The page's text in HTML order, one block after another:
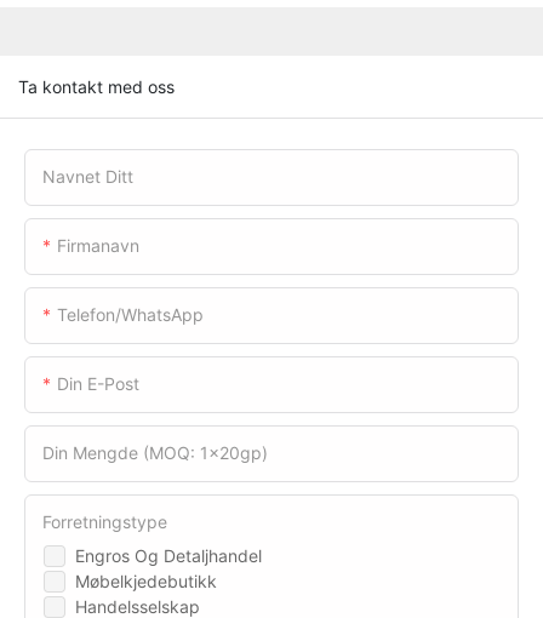
Ta kontakt med oss
Navnet Ditt
Firmanavn
Telefon/WhatsApp
Din E-Post
Din Mengde (MOQ: 1x20gp)
Engros Og Detaljhandel
Møbelkjedebutikk
Handelsselskap
Forretningstype